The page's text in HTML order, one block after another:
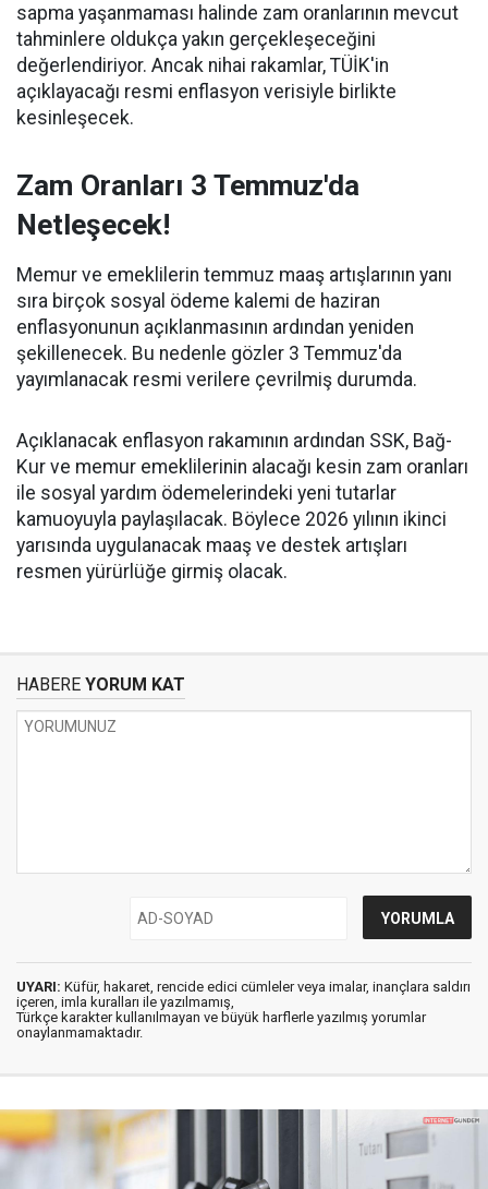
sapma yaşanmaması halinde zam oranlarının mevcut
tahminlere oldukça yakın gerçekleşeceğini
değerlendiriyor. Ancak nihai rakamlar, TÜİK'in
açıklayacağı resmi enflasyon verisiyle birlikte
kesinleşecek.
Zam Oranları 3 Temmuz'da
Netleşecek!
Memur ve emeklilerin temmuz maaş artışlarının yanı
sıra birçok sosyal ödeme kalemi de haziran
enflasyonunun açıklanmasının ardından yeniden
şekillenecek. Bu nedenle gözler 3 Temmuz'da
yayımlanacak resmi verilere çevrilmiş durumda.
Açıklanacak enflasyon rakamının ardından SSK, Bağ-
Kur ve memur emeklilerinin alacağı kesin zam oranları
ile sosyal yardım ödemelerindeki yeni tutarlar
kamuoyuyla paylaşılacak. Böylece 2026 yılının ikinci
yarısında uygulanacak maaş ve destek artışları
resmen yürürlüğe girmiş olacak.
HABERE YORUM KAT
UYARI: Küfür, hakaret, rencide edici cümleler veya imalar, inançlara saldırı
içeren, imla kuralları ile yazılmamış,
Türkçe karakter kullanılmayan ve büyük harflerle yazılmış yorumlar
onaylanmamaktadır.